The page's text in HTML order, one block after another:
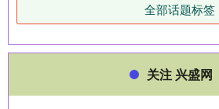
全部话题标签
关注 兴盛网